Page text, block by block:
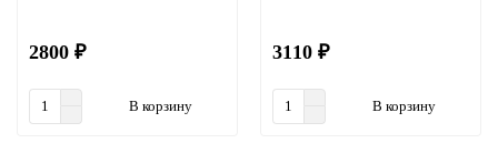
2800 ₽
В корзину
3110 ₽
В корзину